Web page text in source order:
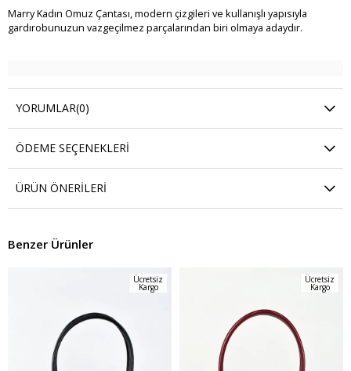
Marry Kadın Omuz Çantası, modern çizgileri ve kullanışlı yapısıyla
gardırobunuzun vazgeçilmez parçalarından biri olmaya adaydır.
YORUMLAR(0)
ÖDEME SEÇENEKLERI
ÜRÜN ÖNERILERI
Benzer Ürünler
Ücretsiz
Kargo
Ücretsiz
Kargo